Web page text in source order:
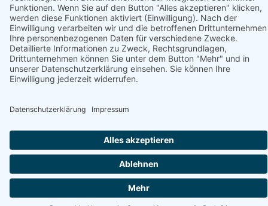
© Stadtmarketing und Tourismus Nortorf und Umland e.V.